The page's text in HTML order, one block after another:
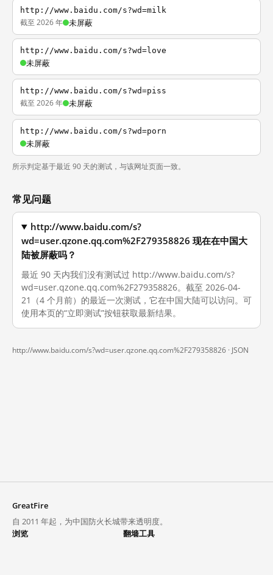
http://www.baidu.com/s?wd=milk
截至 2026 年 未屏蔽
http://www.baidu.com/s?wd=love
未屏蔽
http://www.baidu.com/s?wd=piss
截至 2026 年 未屏蔽
http://www.baidu.com/s?wd=porn
未屏蔽
所示判定基于最近 90 天的测试，与该网址页面一致。
常见问题
http://www.baidu.com/s?
wd=user.qzone.qq.com%2F279358826 现在在中国大
陆被屏蔽吗？
最近 90 天内我们没有测试过 http://www.baidu.com/s?
wd=user.qzone.qq.com%2F279358826。截至 2026-04-
21（4 个月前）的最近一次测试，它在中国大陆可以访问。可
使用本页的“立即测试”按钮获取最新结果。
http://www.baidu.com/s?wd=user.qzone.qq.com%2F279358826 · JSON
GreatFire
自 2011 年起，为中国防火长城带来透明度。
浏览
翻墙工具